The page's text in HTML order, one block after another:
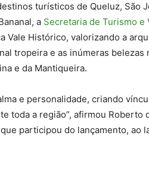
turísticos de Queluz, São
a Secretaria de Turismo e
Vale Histórico, valorizando a
tropeira e as inúmeras belezas
e da Mantiqueira.
e personalidade, criando
toda a região”, afirmou Roberto
participou do lançamento, ao